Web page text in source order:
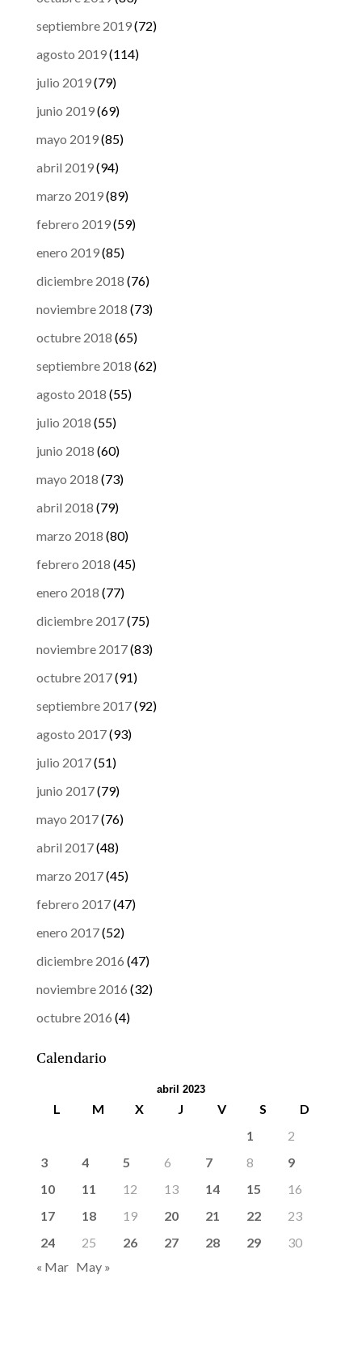
septiembre 2019(72)
agosto 2019(114)
julio 2019(79)
junio 2019(69)
mayo 2019(85)
abril 2019(94)
marzo 2019(89)
febrero 2019(59)
enero 2019(85)
diciembre 2018 (76)
noviembre 2018 (73)
octubre 2018 (65)
septiembre 2018 (62)
agosto 2018 (55)
julio 2018 (55)
junio 2018 (60)
mayo 2018 (73)
abril 2018 (79)
marzo 2018 (80)
febrero 2018 (45)
enero 2018 (77)
diciembre 2017(75)
noviembre 2017(83)
octubre 2017(91)
septiembre 2017(92)
agosto 2017(93)
julio 2017(51)
junio 2017(79)
mayo 2017(76)
abril 2017(48)
marzo 2017(45)
febrero 2017(47)
enero 2017(52)
diciembre 2016 (47)
noviembre 2016 (32)
octubre 2016 (4)
Calendario
abril 2023
L M X J V S
D
1
2
3
4 5 6 7 8
9
10
11 12 13 14 15
16
17
18 19 20 21 22
23
24
25 26 27 28 29
30
« Mar May »